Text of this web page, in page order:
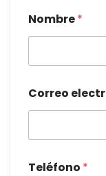
Nombre*
Correo
Teléfono *